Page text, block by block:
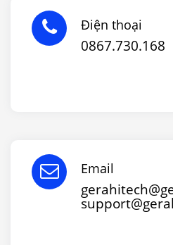
Điện thoại
0867.730.168
Email